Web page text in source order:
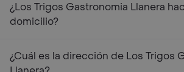
¿Los Trigos Gastronomia Llanera
domicilio?
¿Cuál es la dirección de Los Trigos